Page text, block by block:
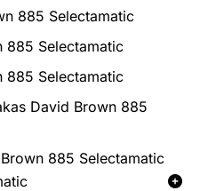
885 Selectamatic
885 Selectamatic
885 Selectamatic
David Brown 885
885 Selectamatic